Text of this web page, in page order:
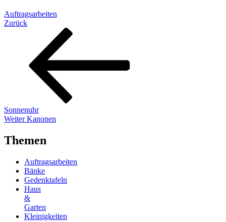
Auftragsarbeiten
Beitragsnavigation
Vorheriger
Zurück
Sonnenuhr
Nächster
Weiter Kanonen
Themen
Auftragsarbeiten
Bänke
Gedenktafeln
Haus
&
Garten
Kleinigkeiten